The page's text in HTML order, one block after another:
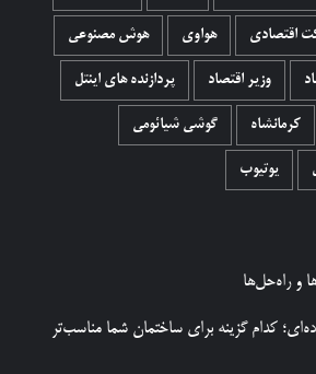
اقتصادی هواوی هوش مصنوعی
وزیر اقتصاد پردازنده های اینتل
کرمانشاه گوشی شیائومی
یوتیوب
و راه‌حل‌ها
کدام گزینه برای ساختمان شما مناسب‌تر